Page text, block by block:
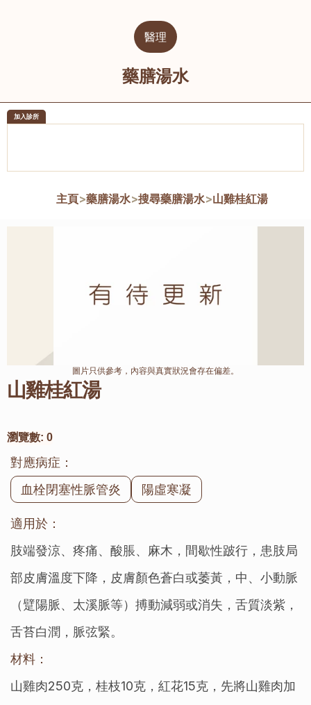
醫理
藥膳湯水
加入診所
主頁>藥膳湯水>搜尋藥膳湯水>山雞桂紅湯
山雞桂紅湯
瀏覽數: 0
對應病症：
血栓閉塞性脈管炎
陽虛寒凝
適用於：
肢端發涼、疼痛、酸脹、麻木，間歇性跛行，患肢局
部皮膚溫度下降，皮膚顏色蒼白或萎黃，中、小動脈
（躄陽脈、太溪脈等）搏動減弱或消失，舌質淡紫，
舌苔白潤，脈弦緊。
材料：
山雞肉250克，桂枝10克，紅花15克，先將山雞肉加
圖片只供參考，內容與真實狀況會存在偏差。